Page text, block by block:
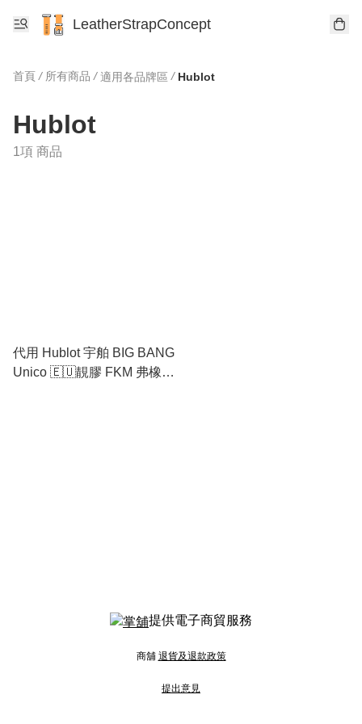
LeatherStrapConcept
首頁 / 所有商品 / 適用各品牌區 / Hublot
Hublot
1項 商品
代用 Hublot 宇舶 BIG BANG
Unico 🇪🇺靚膠 FKM 弗橡膠
提供電子商貿服務
商舖 退貨及退款政策
提出意見